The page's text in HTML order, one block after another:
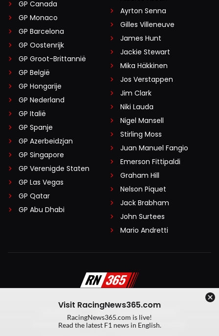
GP Canada
GP Monaco
GP Barcelona
GP Oostenrijk
GP Groot-Brittannië
GP België
GP Hongarije
GP Nederland
GP Italië
GP Spanje
GP Azerbeidzjan
GP Singapore
GP Verenigde Staten
GP Las Vegas
GP Qatar
GP Abu Dhabi
Ayrton Senna
Gilles Villeneuve
James Hunt
Jackie Stewart
Mika Häkkinen
Jos Verstappen
Jim Clark
Niki Lauda
Nigel Mansell
Stirling Moss
Juan Manuel Fangio
Emerson Fittipaldi
Graham Hill
Nelson Piquet
Jack Brabham
John Surtees
Mario Andretti
Algemene voorwaarden
Privacy Policy
Created by On Your Marks
Visit RacingNews365.com
RacingNews365.com is live!
Read the latest F1 news in English.